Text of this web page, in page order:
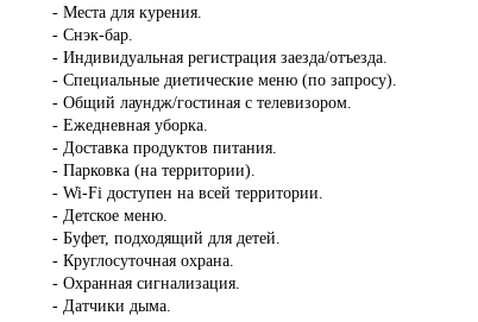
- Места для курения.
- Снэк-бар.
- Индивидуальная регистрация заезда/отъезда.
- Специальные диетические меню (по запросу).
- Общий лаундж/гостиная с телевизором.
- Ежедневная уборка.
- Доставка продуктов питания.
- Парковка (на территории).
- Wi-Fi доступен на всей территории.
- Детское меню.
- Буфет, подходящий для детей.
- Круглосуточная охрана.
- Охранная сигнализация.
- Датчики дыма.